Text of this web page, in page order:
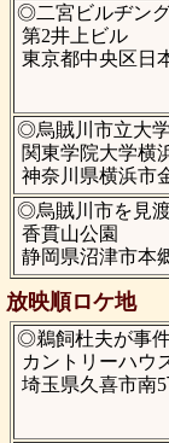
◎二宮ビルヂン
第2井上ビル
東京都中央区日
◎烏賊川市立大学
関東学院大学横
神奈川県横浜市
◎烏賊川市を見
香貫山公園
静岡県沼津市本
放映順ロケ地
◎鵜飼杜夫が事
カントリーハウ
埼玉県久喜市南5